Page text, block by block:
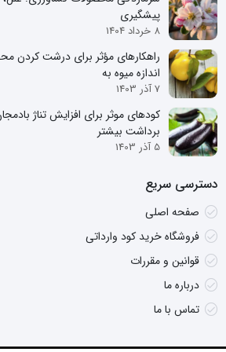
پیشگیری
8 خرداد 1404
راهکارهای مؤثر برای درشت کردن
اندازه میوه به
7 آذر 1403
کودهای موثر برای افزایش تناژ
برداشت بیشتر
5 آذر 1403
دسترسی سریع
صفحه اصلی
فروشگاه خرید کود وارداتی
قوانین و مقررات
درباره ما
تماس با ما